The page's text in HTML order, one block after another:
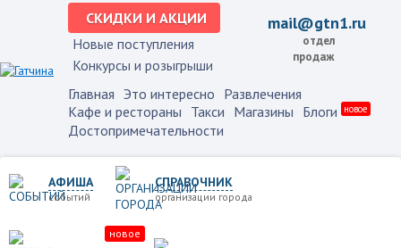
СКИДКИ И АКЦИИ
Новые поступления
Конкурсы и розыгрыши
mail@gtn1.ru
отдел
продаж
Главная Это интересно Развлечения
Кафе и рестораны Такси Магазины Блоги новое
Достопримечательности
АФИША
событий
СПРАВОЧНИК
организации города
новое